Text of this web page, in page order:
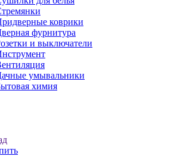
коврики
фурнитура
и выключатели
умывальники
химия